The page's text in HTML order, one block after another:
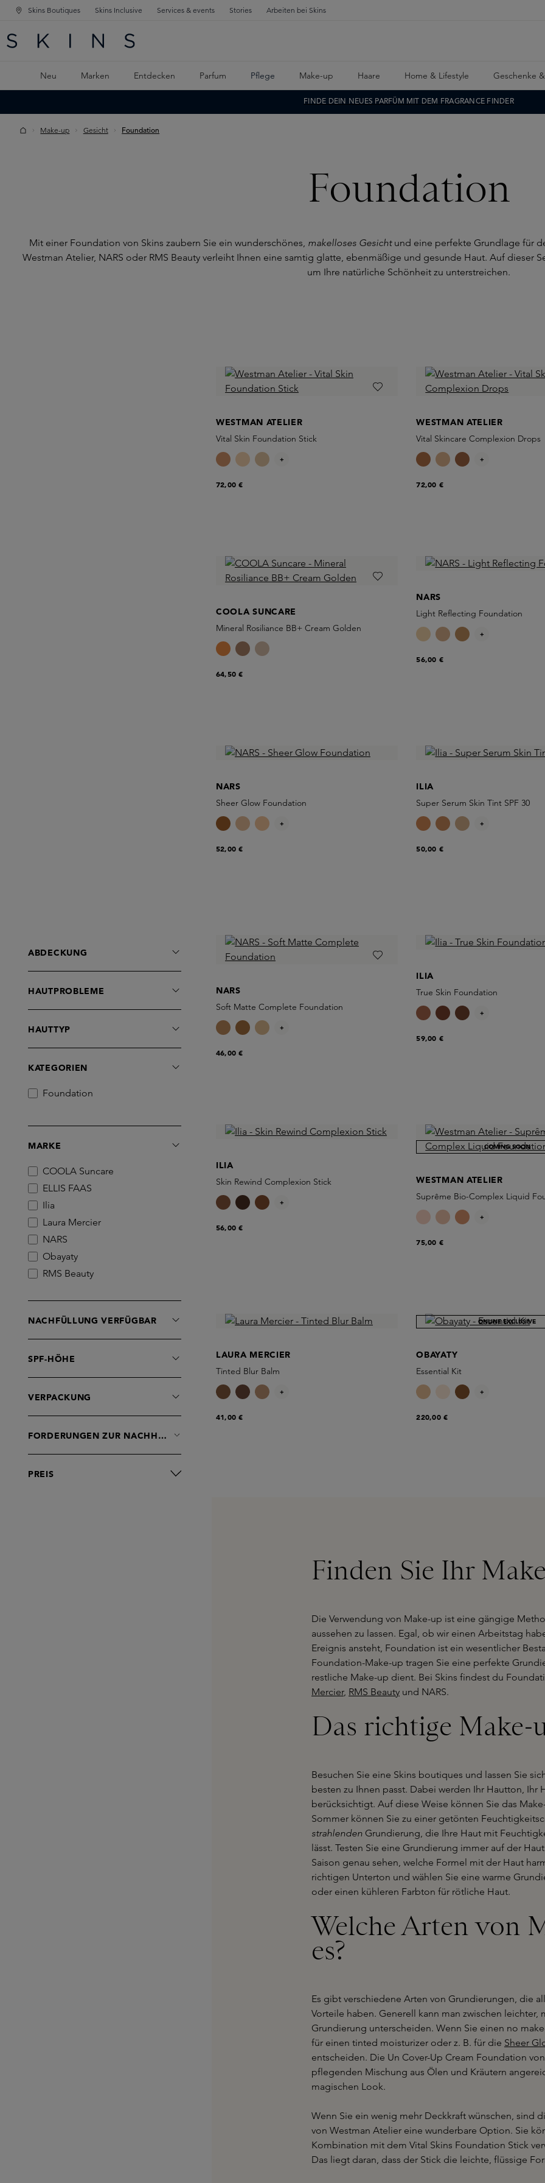
SPRINGEN
SPRINGEN
Skins Boutiques Skins Inclusive Services & events Stories Arbeiten bei Skins
Neu Marken Entdecken Parfum Pflege Make-up Haare Home & Lifestyle Geschenke
FINDE DEIN NEUES PARFÜM MIT DEM FRAGRANCE FINDER
Make-up Gesicht Foundation
Foundation
Mit einer Foundation von Skins zaubern Sie ein wunderschönes, makelloses Gesichtund eine perfekte Grundlage für
Westman Atelier, NARS oder RMS Beauty verleiht Ihnen eine samtig glatte, ebenmäßige und gesunde Haut. Auf dieser
um Ihre natürliche Schönheit zu unterstreichen.
ABDECKUNG
HAUTPROBLEME
HAUTTYP
KATEGORIEN
Foundation
MARKE
COOLA Suncare
ELLIS FAAS
Ilia
Laura Mercier
NARS
Obayaty
RMS Beauty
NACHFÜLLUNG VERFÜGBAR
SPF-HÖHE
VERPACKUNG
FORDERUNGEN ZUR NACHHALTIGKEIT
PREIS
WESTMAN ATELIER
Vital Skin Foundation Stick
72,00 €
+
WESTMAN ATELIER
Vital Skincare Complexion Drops
72,00 €
+
COOLA SUNCARE
Mineral Rosiliance BB+ Cream Golden
64,50 €
NARS
Light Reflecting Foundation
56,00 €
+
NARS
Sheer Glow Foundation
52,00 €
+
ILIA
Super Serum Skin Tint SPF 30
50,00 €
+
NARS
Soft Matte Complete Foundation
46,00 €
+
ILIA
True Skin Foundation
59,00 €
+
ILIA
Skin Rewind Complexion Stick
56,00 €
+
COMING SOON
WESTMAN ATELIER
Suprême Bio-Complex Liquid
75,00 €
+
LAURA MERCIER
Tinted Blur Balm
41,00 €
+
ONLINE EXCLUSIVE
OBAYATY
Essential Kit
220,00 €
+
Finden Sie Ihr
Die Verwendung von Make-up ist eine gängige
aussehen zu lassen. Egal, ob wir einen Arbeitstag
Ereignis ansteht, Foundation ist ein wesentlicher
Foundation-Make-up tragen Sie eine perfekte
restliche Make-up dient. Bei Skins findest du
Mercier, RMS Beauty und NARS.
Das richtige Make-
Besuchen Sie eine Skins boutiques und lassen Sie
besten zu Ihnen passt. Dabei werden Ihr Hautton, Ihr
berücksichtigt. Auf diese Weise können Sie das
Sommer können Sie zu einer getönten
strahlenden Grundierung, die Ihre Haut mit
lässt. Testen Sie eine Grundierung immer auf der
Saison genau sehen, welche Formel mit der Haut
richtigen Unterton und wählen Sie eine warme
oder einen kühleren Farbton für rötliche Haut.
Welche Arten von
es?
Es gibt verschiedene Arten von Grundierungen, die
Vorteile haben. Generell kann man zwischen leichter,
Grundierung unterscheiden. Wenn Sie einen no
für einen tinted moisturizer oder z. B. für die Sheer
entscheiden. Die Un Cover-Up Cream Foundation von
pflegenden Mischung aus Ölen und Kräutern
magischen Look.
Wenn Sie ein wenig mehr Deckkraft wünschen, sind
von Westman Atelier eine wunderbare Option. Sie
Kombination mit dem Vital Skins Foundation Stick
Das liegt daran, dass der Stick die leichte, flüssige